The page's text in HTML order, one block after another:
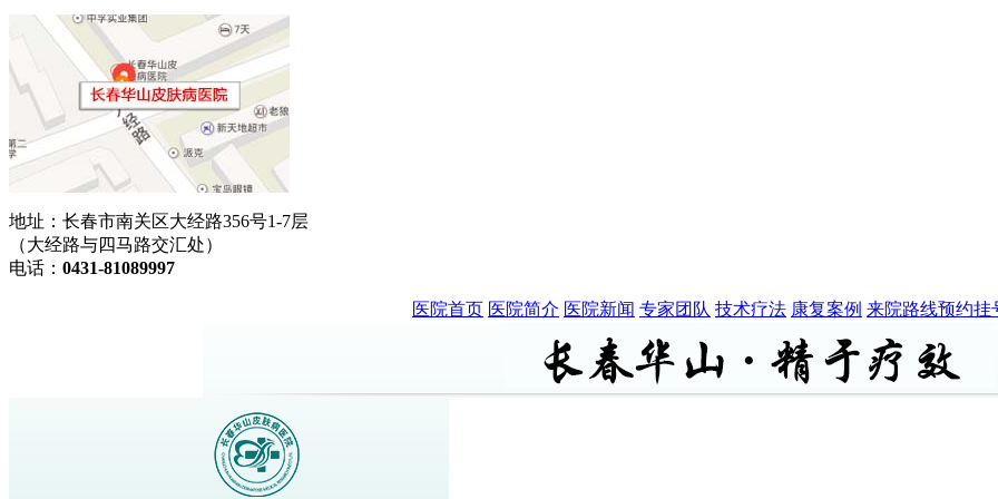
地址：长春市南关区大经路356号1-7层
（大经路与四马路交汇处）
电话： 0431-81089997
医院首页 医院简介 医院新闻 专家团队 技术疗法 康复案例 来院路线预约挂